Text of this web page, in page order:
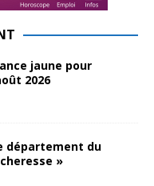
jaune pour
2026
département du
»